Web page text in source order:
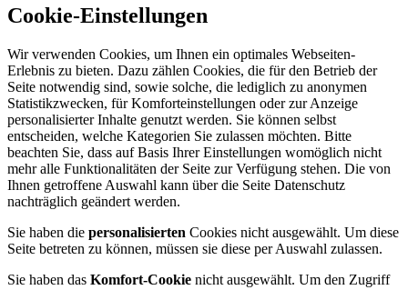
Cookie-Einstellungen
Wir verwenden Cookies, um Ihnen ein optimales Webseiten-
Erlebnis zu bieten. Dazu zählen Cookies, die für den Betrieb der
Seite notwendig sind, sowie solche, die lediglich zu anonymen
Statistikzwecken, für Komforteinstellungen oder zur Anzeige
personalisierter Inhalte genutzt werden. Sie können selbst
entscheiden, welche Kategorien Sie zulassen möchten. Bitte
beachten Sie, dass auf Basis Ihrer Einstellungen womöglich nicht
mehr alle Funktionalitäten der Seite zur Verfügung stehen. Die von
Ihnen getroffene Auswahl kann über die Seite Datenschutz
nachträglich geändert werden.
Sie haben die personalisierten Cookies nicht ausgewählt. Um diese
Seite betreten zu können, müssen sie diese per Auswahl zulassen.
Sie haben das Komfort-Cookie nicht ausgewählt. Um den Zugriff